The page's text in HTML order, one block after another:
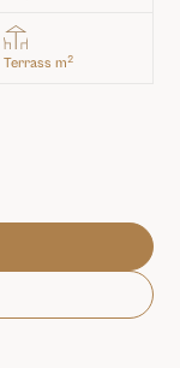
Terrass m2